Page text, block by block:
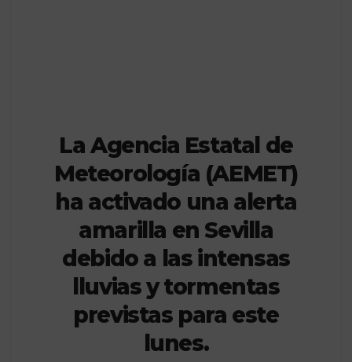
La Agencia Estatal de
Meteorología (AEMET)
ha activado una alerta
amarilla en Sevilla
debido a las intensas
lluvias y tormentas
previstas para este
lunes.